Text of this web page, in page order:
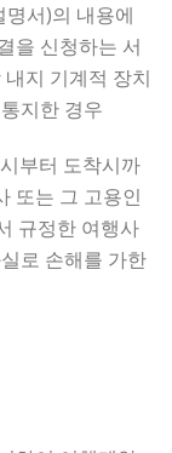
서)의 내용에
을 신청하는 서
지 기계적 장치
지한 경우
부터 도착시까
또는 그 고용인
규정한 여행사
로 손해를 가한